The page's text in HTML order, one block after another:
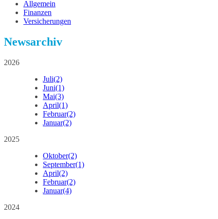
Allgemein
Finanzen
Versicherungen
Newsarchiv
2026
Juli(2)
Juni(1)
Mai(3)
April(1)
Februar(2)
Januar(2)
2025
Oktober(2)
September(1)
April(2)
Februar(2)
Januar(4)
2024